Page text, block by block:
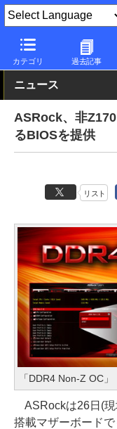
カテゴリ 過去記事
PC Watch 半導体/周辺
ニュース
ASRock、非
るBIOSを提供
リスト
「DDR4 Non-Z OC」
ASRockは26日(現
搭載マザーボード